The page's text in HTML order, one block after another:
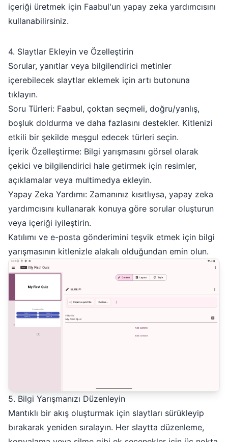
içeriği üretmek için Faabul'un yapay zeka yardımcısını
kullanabilirsiniz.
4. Slaytlar Ekleyin ve Özelleştirin
Sorular, yanıtlar veya bilgilendirici metinler
içerebilecek slaytlar eklemek için artı butonuna
tıklayın.
Soru Türleri: Faabul, çoktan seçmeli, doğru/yanlış,
boşluk doldurma ve daha fazlasını destekler. Kitlenizi
etkili bir şekilde meşgul edecek türleri seçin.
İçerik Özelleştirme: Bilgi yarışmasını görsel olarak
çekici ve bilgilendirici hale getirmek için resimler,
açıklamalar veya multimedya ekleyin.
Yapay Zeka Yardımı: Zamanınız kısıtlıysa, yapay zeka
yardımcısını kullanarak konuya göre sorular oluşturun
veya içeriği iyileştirin.
Katılımı ve e-posta gönderimini teşvik etmek için bilgi
yarışmasının kitlenizle alakalı olduğundan emin olun.
5. Bilgi Yarışmanızı Düzenleyin
Mantıklı bir akış oluşturmak için slaytları sürükleyip
bırakarak yeniden sıralayın. Her slaytta düzenleme,